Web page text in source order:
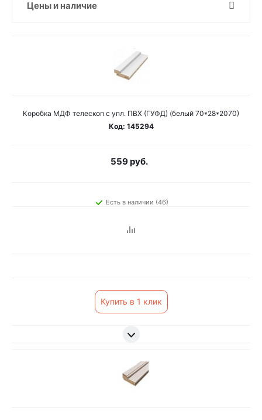
Цены и наличие
Коробка МДФ телескоп с упл. ПВХ (ГУФД) (белый 70*28*2070)
Код: 145294
559 руб.
Есть в наличии (46)
Купить в 1 клик